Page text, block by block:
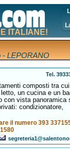
ITALIANE!
- LEPORANO
Tel.
composti tra
un cucina e un
con vista panoramica
condizionatore,
il numero 393